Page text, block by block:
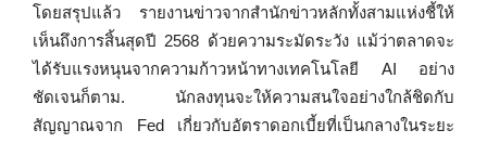
โดยสรุปแล้ว รายงานข่าวจากสำนักข่าวหลักทั้งสามแห่งชี้ให้
เห็นถึงการสิ้นสุดปี 2568 ด้วยความระมัดระวัง แม้ว่าตลาดจะ
ได้รับแรงหนุนจากความก้าวหน้าทางเทคโนโลยี AI อย่าง
ชัดเจนก็ตาม. นักลงทุนจะให้ความสนใจอย่างใกล้ชิดกับ
สัญญาณจาก Fed เกี่ยวกับอัตราดอกเบี้ยที่เป็นกลางในระยะ